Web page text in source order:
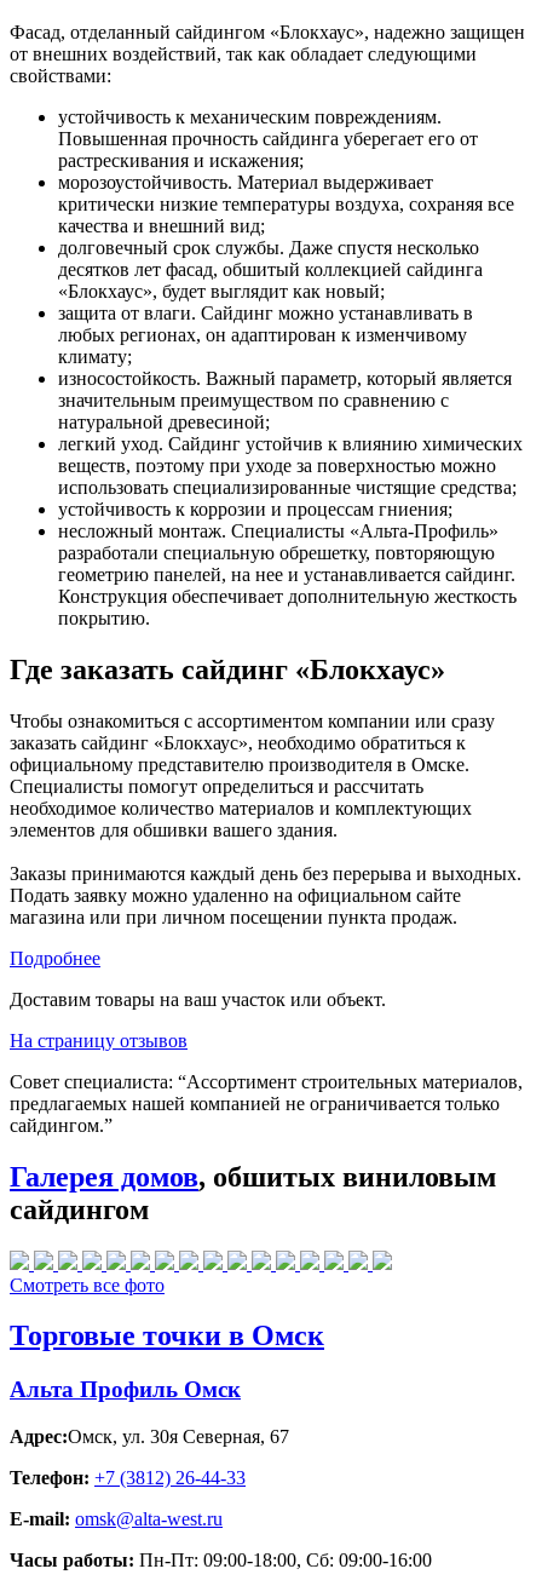
Фасад, отделанный сайдингом «Блокхаус», надежно защищен
от внешних воздействий, так как обладает следующими
свойствами:
устойчивость к механическим повреждениям.
Повышенная прочность сайдинга уберегает его от
растрескивания и искажения;
морозоустойчивость. Материал выдерживает
критически низкие температуры воздуха, сохраняя все
качества и внешний вид;
долговечный срок службы. Даже спустя несколько
десятков лет фасад, обшитый коллекцией сайдинга
«Блокхаус», будет выглядит как новый;
защита от влаги. Сайдинг можно устанавливать в
любых регионах, он адаптирован к изменчивому
климату;
износостойкость. Важный параметр, который является
значительным преимуществом по сравнению с
натуральной древесиной;
легкий уход. Сайдинг устойчив к влиянию химических
веществ, поэтому при уходе за поверхностью можно
использовать специализированные чистящие средства;
устойчивость к коррозии и процессам гниения;
несложный монтаж. Специалисты «Альта-Профиль»
разработали специальную обрешетку, повторяющую
геометрию панелей, на нее и устанавливается сайдинг.
Конструкция обеспечивает дополнительную жесткость
покрытию.
Где заказать сайдинг «Блокхаус»
Чтобы ознакомиться с ассортиментом компании или сразу
заказать сайдинг «Блокхаус», необходимо обратиться к
официальному представителю производителя в Омске.
Специалисты помогут определиться и рассчитать
необходимое количество материалов и комплектующих
элементов для обшивки вашего здания.
Заказы принимаются каждый день без перерыва и выходных.
Подать заявку можно удаленно на официальном сайте
магазина или при личном посещении пункта продаж.
Подробнее
Доставим товары на ваш участок или объект.
На страницу отзывов
Совет специалиста: “Ассортимент строительных материалов,
предлагаемых нашей компанией не ограничивается только
сайдингом.”
Галерея домов, обшитых виниловым
сайдингом
Смотреть все фото
Торговые точки в Омск
Альта Профиль Омск
Адрес:Омск, ул. 30я Северная, 67
Телефон: +7 (3812) 26‑44-33
E-mail: omsk@alta-west.ru
Часы работы: Пн-Пт: 09:00-18:00, Сб: 09:00-16:00